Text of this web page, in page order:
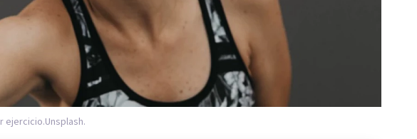
ejercicio.Unsplash.